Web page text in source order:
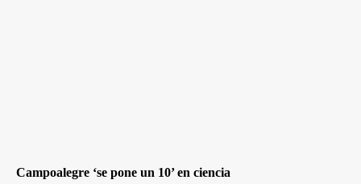
Campoalegre ‘se pone un 10’ en ciencia